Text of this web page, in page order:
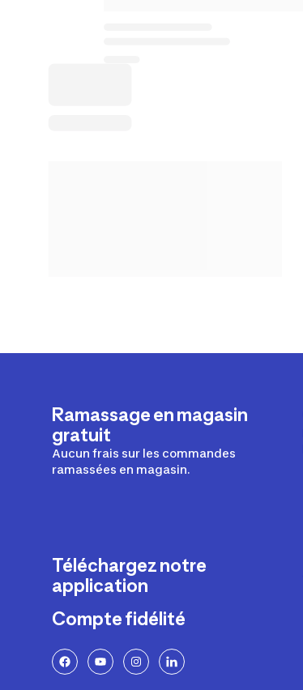
Ramassage en magasin
gratuit
Aucun frais sur les commandes
ramassées en magasin.
Téléchargez notre
application
Compte fidélité